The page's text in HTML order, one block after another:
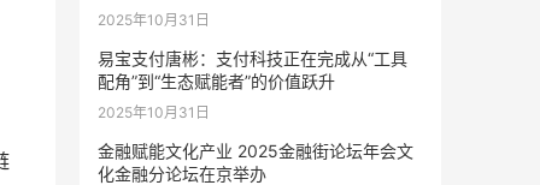
2025年10月31日
易宝支付唐彬：支付科技正在完成从“工具
配角”到“生态赋能者”的价值跃升
2025年10月31日
金融赋能文化产业 2025金融街论坛年会文
化金融分论坛在京举办